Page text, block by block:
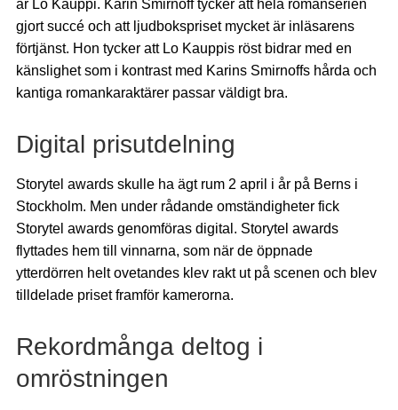
är Lo Kauppi. Karin Smirnoff tycker att hela romanserien
gjort succé och att ljudbokspriset mycket är inläsarens
förtjänst. Hon tycker att Lo Kauppis röst bidrar med en
känslighet som i kontrast med Karins Smirnoffs hårda och
kantiga romankaraktärer passar väldigt bra.
Digital prisutdelning
Storytel awards skulle ha ägt rum 2 april i år på Berns i
Stockholm. Men under rådande omständigheter fick
Storytel awards genomföras digital. Storytel awards
flyttades hem till vinnarna, som när de öppnade
ytterdörren helt ovetandes klev rakt ut på scenen och blev
tilldelade priset framför kamerorna.
Rekordmånga deltog i
omröstningen